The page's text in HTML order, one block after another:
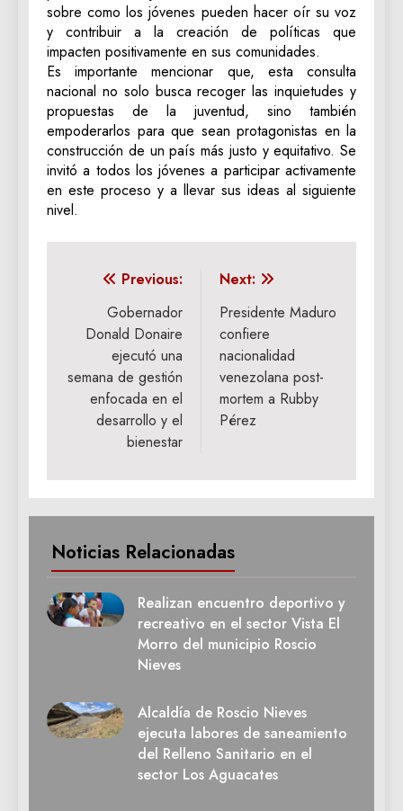
sobre como los jóvenes pueden hacer oír su voz
y contribuir a la creación de políticas que
impacten positivamente en sus comunidades.
Es importante mencionar que, esta consulta
nacional no solo busca recoger las inquietudes y
propuestas de la juventud, sino también
empoderarlos para que sean protagonistas en la
construcción de un país más justo y equitativo. Se
invitó a todos los jóvenes a participar activamente
en este proceso y a llevar sus ideas al siguiente
nivel.
Navegación
entradas
Previous:
Gobernador
Donald Donaire
ejecutó una
semana de gestión
enfocada en el
desarrollo y el
bienestar
Next:
Presidente Maduro
confiere
nacionalidad
venezolana post-
mortem a Rubby
Pérez
Noticias Relacionadas
Realizan encuentro deportivo y
recreativo en el sector Vista El
Morro del municipio Roscio
Nieves
Alcaldía de Roscio Nieves
ejecuta labores de saneamiento
del Relleno Sanitario en el
sector Los Aguacates